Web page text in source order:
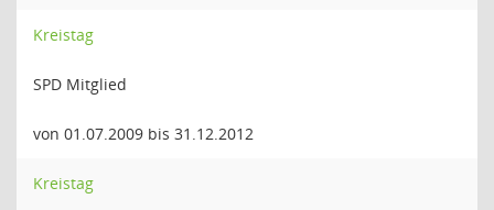
Kreistag
SPD Mitglied
von 01.07.2009 bis 31.12.2012
Kreistag